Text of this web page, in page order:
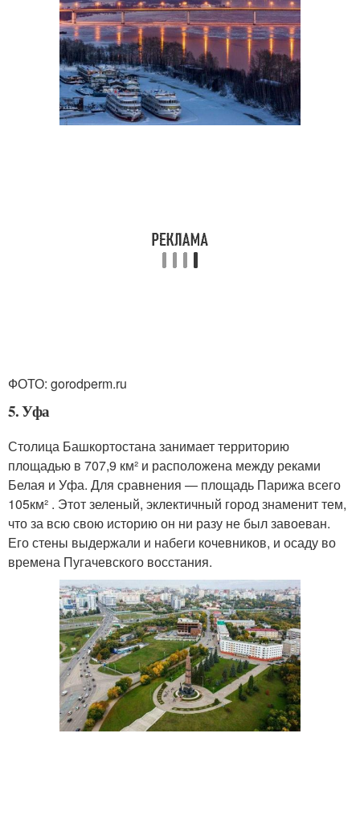
ФОТО: gorodperm.ru
5. Уфа
Столица Башкортостана занимает территорию
площадью в 707,9 км² и расположена между реками
Белая и Уфа. Для сравнения — площадь Парижа всего
105км² . Этот зеленый, эклектичный город знаменит тем,
что за всю свою историю он ни разу не был завоеван.
Его стены выдержали и набеги кочевников, и осаду во
времена Пугачевского восстания.